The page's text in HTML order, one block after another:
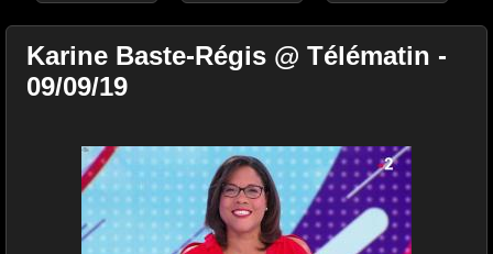
Karine Baste-Régis @ Télématin -
09/09/19